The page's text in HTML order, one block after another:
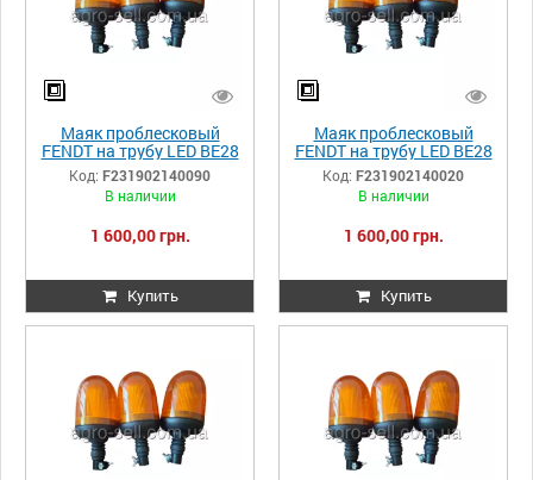
Маяк проблесковый
FENDT на трубу LED BE28
290мм F231902140090
Код: F231902140090
В наличии
1 600,00 грн.
Купить
Маяк проблесковый
FENDT на трубу LED BE28
290мм F231902140020
Код: F231902140020
В наличии
1 600,00 грн.
Купить